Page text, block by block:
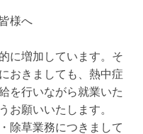
様へ
に増加しています。そ
おきましても、熱中症
を行いながら就業いた
お願いいたします。
除草業務につきまして